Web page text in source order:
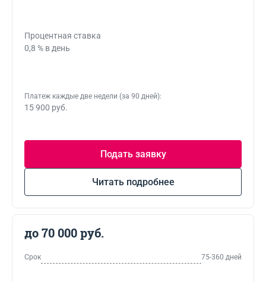
Процентная ставка
0,8 % в день
Платеж каждые две недели (за 90 дней):
15 900 руб.
Подать заявку
Читать подробнее
до 70 000 руб.
Срок 75-360 дней